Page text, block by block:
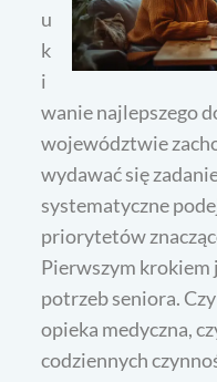
u
k
i
wanie najlepszego
województwie
wydawać się
systematyczne
priorytetów
Pierwszym krokiem
potrzeb seniora.
opieka medyczna,
codziennych